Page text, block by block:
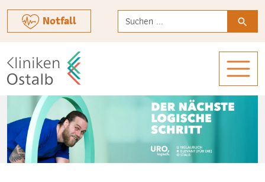
Notfall
Verwende
die
verfügbare